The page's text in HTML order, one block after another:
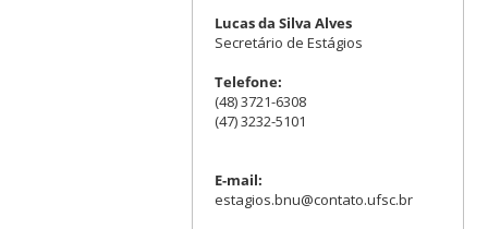
Lucas da Silva Alves
Secretário de Estágios
Telefone:
(48) 3721-6308
(47) 3232-5101
E-mail:
estagios.bnu@contato.ufsc.br